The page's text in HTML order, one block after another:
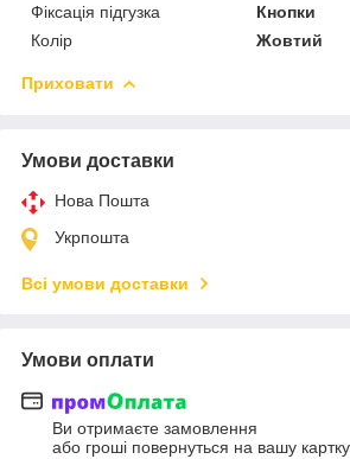
Фіксація підгузка
Кнопки
Колір
Жовтий
Приховати
Умови доставки
Нова Пошта
Укрпошта
Всі умови доставки
Умови оплати
Ви отримаєте замовлення
або гроші повернуться на вашу картку